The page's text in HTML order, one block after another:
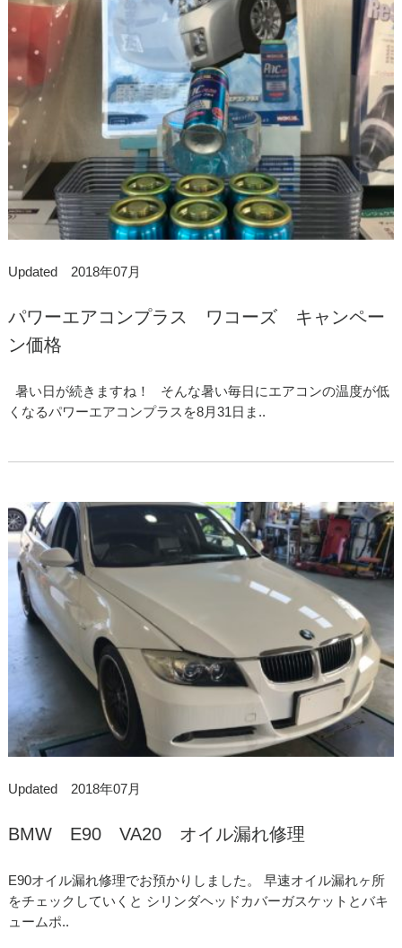
Updated 2018年07月
パワーエアコンプラス ワコーズ キャンペー
ン価格
暑い日が続きますね！ そんな暑い毎日にエアコンの温度が低
くなるパワーエアコンプラスを8月31日ま..
Updated 2018年07月
BMW E90 VA20 オイル漏れ修理
E90オイル漏れ修理でお預かりしました。 早速オイル漏れヶ所
をチェックしていくと シリンダヘッドカバーガスケットとバキ
ュームポ..